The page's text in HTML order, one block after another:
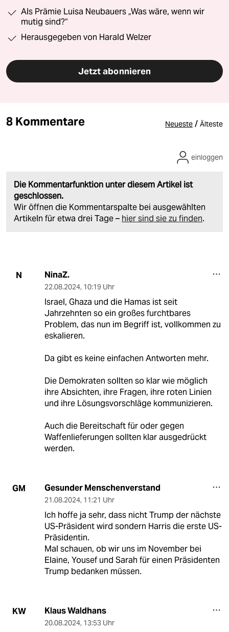
Als Prämie Luisa Neubauers „Was wäre, wenn wir
mutig sind?“
Herausgegeben von Harald Welzer
Jetzt abonnieren
8 Kommentare Neueste / Älteste
Die Kommentarfunktion unter diesem Artikel ist
geschlossen.
Wir öffnen die Kommentarspalte bei ausgewählten
Artikeln für etwa drei Tage – hier sind sie zu finden.
einloggen
N NinaZ.
22.08.2024, 10:19 Uhr
Israel, Ghaza und die Hamas ist seit
Jahrzehnten so ein großes furchtbares
Problem, das nun im Begriff ist, vollkommen zu
eskalieren.
Da gibt es keine einfachen Antworten mehr.
Die Demokraten sollten so klar wie möglich
ihre Absichten, ihre Fragen, ihre roten Linien
und ihre Lösungsvorschläge kommunizieren.
Auch die Bereitschaft für oder gegen
Waffenlieferungen sollten klar ausgedrückt
werden.
GM Gesunder Menschenverstand
21.08.2024, 11:21 Uhr
Ich hoffe ja sehr, dass nicht Trump der nächste
US-Präsident wird sondern Harris die erste US-
Präsidentin.
Mal schauen, ob wir uns im November bei
Elaine, Yousef und Sarah für einen Präsidenten
Trump bedanken müssen.
KW Klaus Waldhans
20.08.2024, 13:53 Uhr